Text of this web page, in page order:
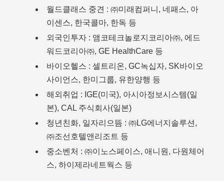
월드클래스 중견 : ㈜미래컴퍼니, 네패스, 아
이센스, 한국콜마, 한독 등
외국인투자 : 앰코테크놀로지코리아㈜, 에드
워드코리아㈜, GE HealthCare 등
바이오헬스 : 셀트리온, GC녹십자, SK바이오
사이언스, 한미그룹, 유한양행 등
해외취업 : IGE(미국), 아시아정보시스템(일
본), CAL 주식회사(일본)
청년친화, 일자리으뜸 : ㈜LG에너지솔루션,
㈜조선호텔앤리조트 등
중소벤처 : ㈜이노스페이스, 애니원, 다원체어
스, 하이제라네트웍스 등